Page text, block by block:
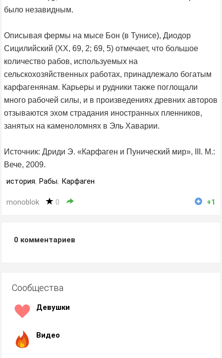
было незавидным.
Описывая фермы на мысе Бон (в Тунисе), Диодор
Сицилийский (ХХ, 69, 2; 69, 5) отмечает, что большое
количество рабов, используемых на
сельскохозяйственных работах, принадлежало богатым
карфагенянам. Карьеры и рудники также поглощали
много рабочей силы, и в произведениях древних авторов
отзываются эхом страдания иностранных пленников,
занятых на каменоломнях в Эль Хаварии.
Источник: Дриди Э. «Карфаген и Пунический мир», III. М.:
Вече, 2009.
история, Рабы, Карфаген
monoblok 0 +1
0 комментариев
Сообщества
Девушки
Видео